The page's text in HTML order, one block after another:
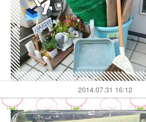
2014.07.31 16:12